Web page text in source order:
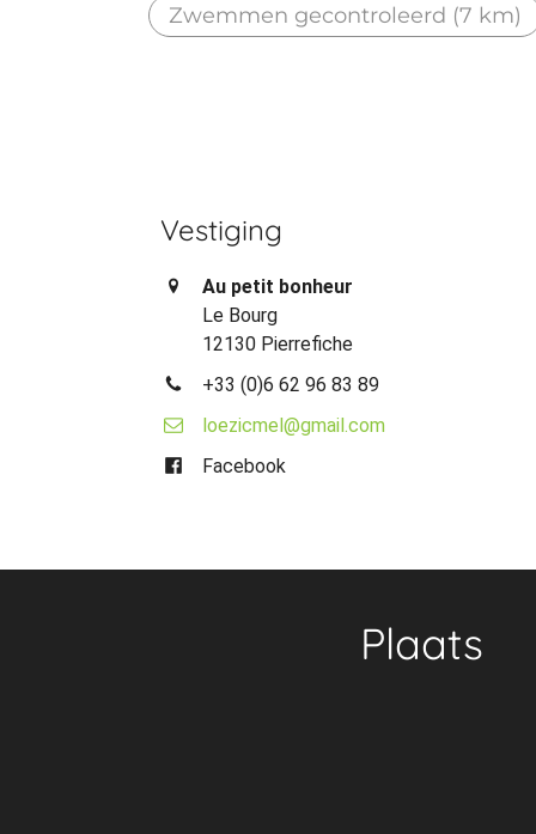
Zwemmen gecontroleerd (7 km)
Vestiging
Au petit bonheur
Le Bourg
12130 Pierrefiche
+33 (0)6 62 96 83 89
loezicmel@gmail.com
Facebook
Plaats